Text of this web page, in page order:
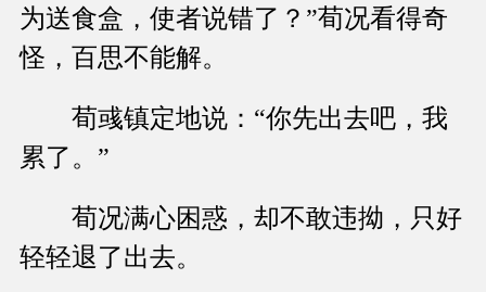
为送食盒，使者说错了？”荀况看得奇
怪，百思不能解。
荀彧镇定地说：“你先出去吧，我
累了。”
荀况满心困惑，却不敢违拗，只好
轻轻退了出去。